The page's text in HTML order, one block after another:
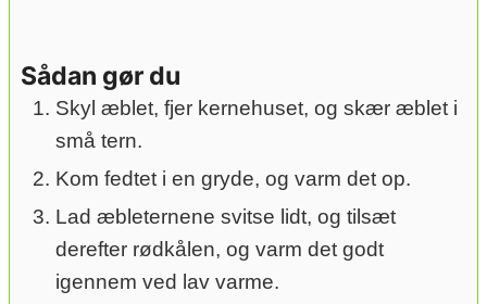
Sådan gør du
Skyl æblet, fjer kernehuset, og skær æblet i
små tern.
Kom fedtet i en gryde, og varm det op.
Lad æbleternene svitse lidt, og tilsæt
derefter rødkålen, og varm det godt
igennem ved lav varme.